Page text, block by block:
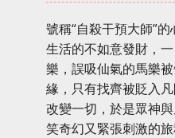
號稱“自殺干預大師”
生活的不如意發財，
樂，誤吸仙氣的馬樂
緣，只有找齊被貶入
改變一切，於是眾神
笑奇幻又緊張刺激的